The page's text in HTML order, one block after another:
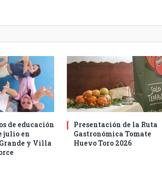
de educación
julio en
y Villa
Presentación de la Ruta
Gastronómica Tomate
Huevo Toro 2026